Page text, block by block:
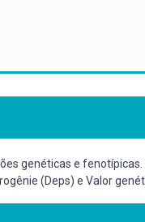
genéticas e
(Deps) e Valor